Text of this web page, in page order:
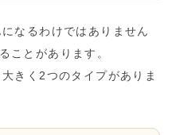
なるわけではありません
ことがあります。
きく2つのタイプがありま